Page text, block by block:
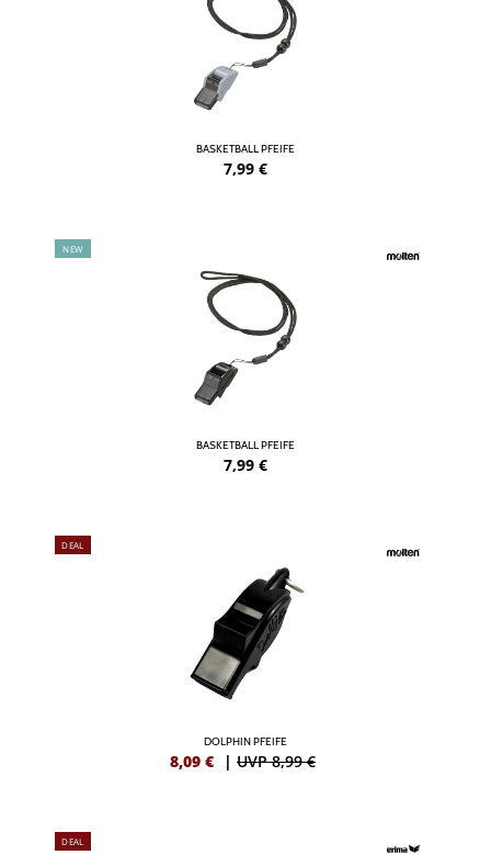
BASKETBALL PFEIFE
7,99 €
NEW
BASKETBALL PFEIFE
7,99 €
DEAL
DOLPHIN PFEIFE
8,09 € | UVP 8,99 €
DEAL